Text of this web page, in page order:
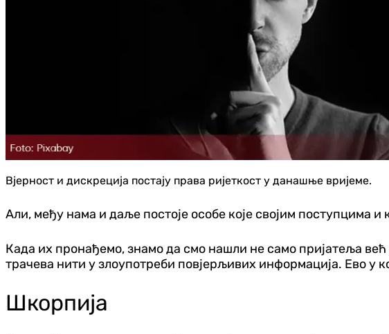
Вјерност и дискреција постају права ријеткост у данашње вријеме.
Али, међу нама и даље постоје особе које својим поступцима
Када их пронађемо, знамо да смо нашли не само пријатеља
трачева нити у злоупотреби повјерљивих информација. Ево у
Шкорпија